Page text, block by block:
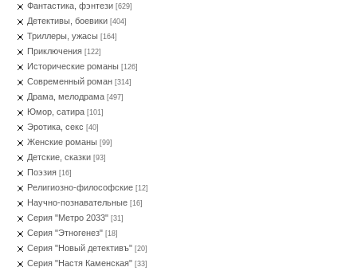
Фантастика, фэнтези [629]
Детективы, боевики [404]
Триллеры, ужасы [164]
Приключения [122]
Исторические романы [126]
Современный роман [314]
Драма, мелодрама [497]
Юмор, сатира [101]
Эротика, секс [40]
Женские романы [99]
Детские, сказки [93]
Поэзия [16]
Религиозно-философские [12]
Научно-познавательные [16]
Серия "Метро 2033" [31]
Серия "Этногенез" [18]
Серия "Новый детективъ" [20]
Серия "Настя Каменская" [33]